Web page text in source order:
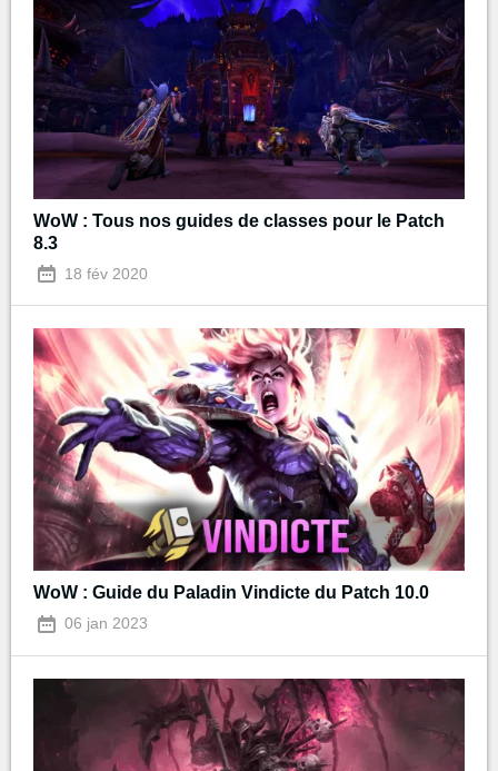
WoW : Tous nos guides de classes pour le Patch
8.3
18 fév 2020
WoW : Guide du Paladin Vindicte du Patch 10.0
06 jan 2023